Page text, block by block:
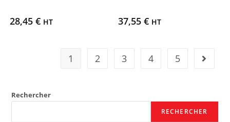
28,45 € HT 37,55€ HT
1 2 3 4 5
Rechercher
RECHERCHER